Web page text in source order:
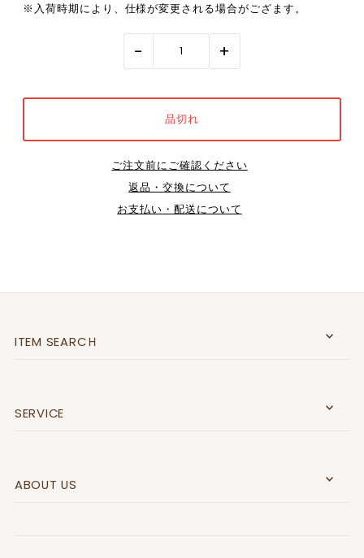
※入荷時期により、仕様が変更される場合がござます。
- +
ご注文前にご確認ください
返品・交換について
お支払い・配送について
ITEM SEARCＨ
SERVICE
ABOUT US